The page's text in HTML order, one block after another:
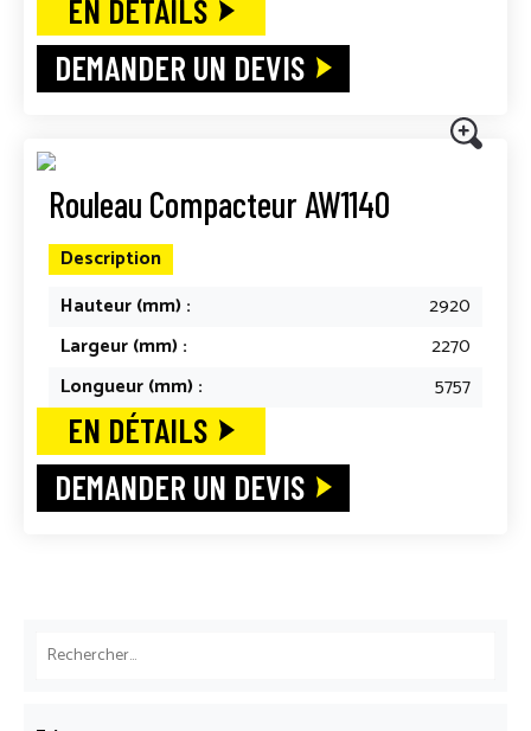
EN DÉTAILS
DEMANDER UN DEVIS
Rouleau Compacteur AW1140
Description
Hauteur (mm) :
2920
Largeur (mm) :
2270
Longueur (mm) :
5757
EN DÉTAILS
DEMANDER UN DEVIS